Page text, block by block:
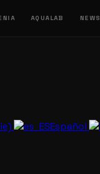
AQUALAB NEWS
Español